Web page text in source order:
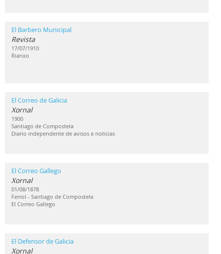
El Barbero Municipal
Revista
17/07/1910
Rianxo
El Correo de Galicia
Xornal
1900
Santiago de Compostela
Diario independente de avisos e noticias
El Correo Gallego
Xornal
01/08/1878
Ferrol - Santiago de Compostela
El Correo Gallego
El Defensor de Galicia
Xornal